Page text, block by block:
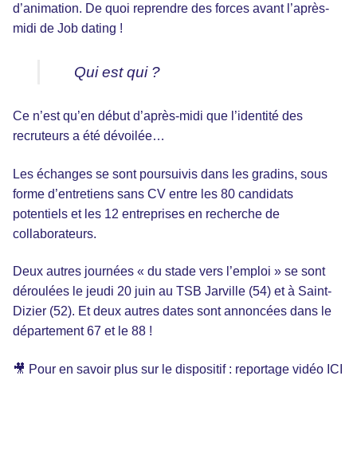
d’animation. De quoi reprendre des forces avant l’après-
midi de Job dating !
Qui est qui ?
Ce n’est qu’en début d’après-midi que l’identité des
recruteurs a été dévoilée…
Les échanges se sont poursuivis dans les gradins, sous
forme d’entretiens sans CV entre les 80 candidats
potentiels et les 12 entreprises en recherche de
collaborateurs.
Deux autres journées « du stade vers l’emploi » se sont
déroulées le jeudi 20 juin au TSB Jarville (54) et à Saint-
Dizier (52). Et deux autres dates sont annoncées dans le
département 67 et le 88 !
🎥 Pour en savoir plus sur le dispositif : reportage vidéo ICI